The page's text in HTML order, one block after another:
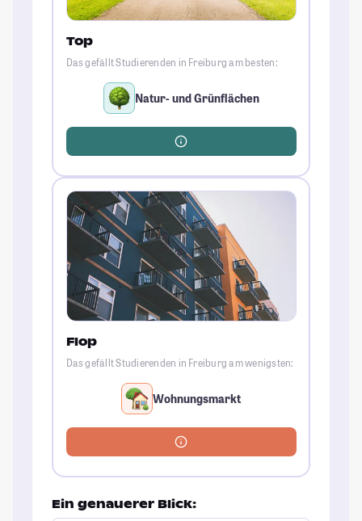
Top
Das gefällt Studierenden in Freiburg am besten:
Natur- und Grünflächen
Flop
Das gefällt Studierenden in Freiburg am wenigsten:
Wohnungsmarkt
Ein genauerer Blick: